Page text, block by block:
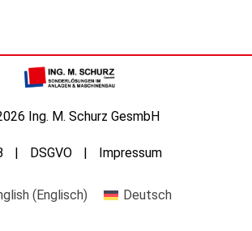
Ing. M. Schurz GesmbH
DSGVO Impressum
(Englisch) Deutsch